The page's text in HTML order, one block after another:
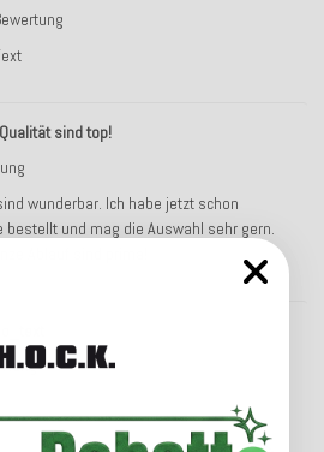
sind top!
wunderbar. Ich habe jetzt schon
und mag die Auswahl sehr gern.
Ablauf sind prima!